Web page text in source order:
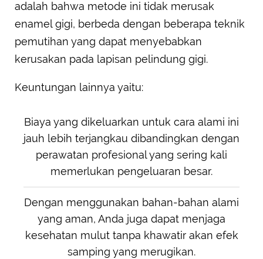
adalah bahwa metode ini tidak merusak
enamel gigi, berbeda dengan beberapa teknik
pemutihan yang dapat menyebabkan
kerusakan pada lapisan pelindung gigi.
Keuntungan lainnya yaitu:
Biaya yang dikeluarkan untuk cara alami ini
jauh lebih terjangkau dibandingkan dengan
perawatan profesional yang sering kali
memerlukan pengeluaran besar.
Dengan menggunakan bahan-bahan alami
yang aman, Anda juga dapat menjaga
kesehatan mulut tanpa khawatir akan efek
samping yang merugikan.